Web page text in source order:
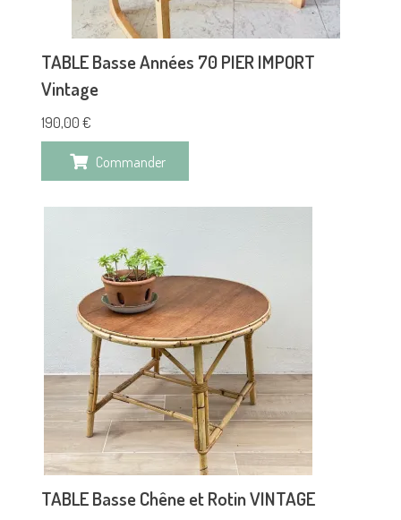
TABLE Basse Années 70 PIER IMPORT
Vintage
190,00 €
Commander
TABLE Basse Chêne et Rotin VINTAGE